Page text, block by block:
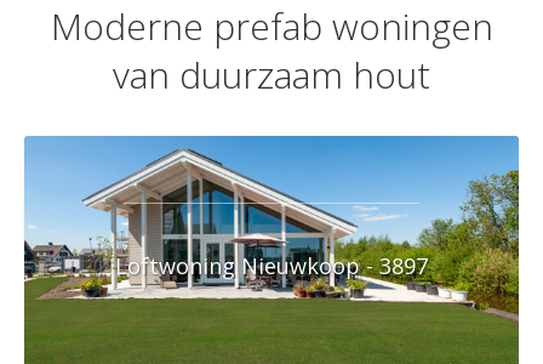
Moderne prefab woningen
van duurzaam hout
Loftwoning Nieuwkoop - 3897